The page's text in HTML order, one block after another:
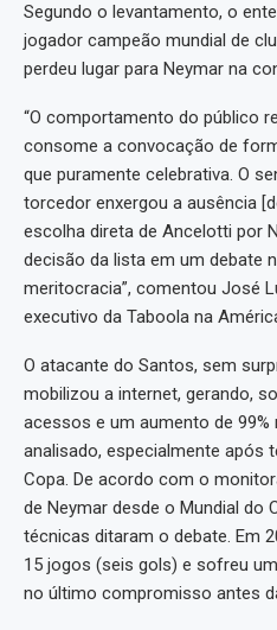
Segundo o levantamento, o
jogador campeão mundial de
perdeu lugar para Neymar na
“O comportamento do público
consome a convocação de
que puramente celebrativa. O
torcedor enxergou a ausência
escolha direta de Ancelotti por
decisão da lista em um debate
meritocracia”, comentou José
executivo da Taboola na
O atacante do Santos, sem
mobilizou a internet, gerando,
acessos e um aumento de
analisado, especialmente após
Copa. De acordo com o
de Neymar desde o Mundial do
técnicas ditaram o debate. Em
15 jogos (seis gols) e sofreu
no último compromisso antes